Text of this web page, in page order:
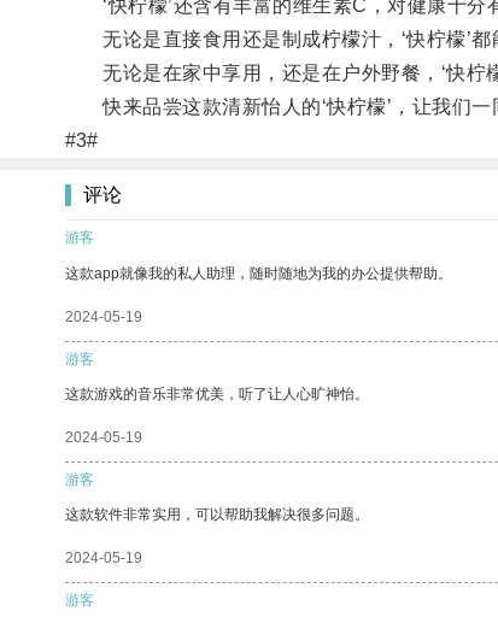
‘快柠檬’还含有丰富的维生素C，对健康十分
无论是直接食用还是制成柠檬汁，‘快柠檬’都
无论是在家中享用，还是在户外野餐，‘快柠檬
快来品尝这款清新怡人的‘快柠檬’，让我们一
#3#
评论
游客
这款app就像我的私人助理，随时随地为我的办公提供帮助。
2024-05-19
游客
这款游戏的音乐非常优美，听了让人心旷神怡。
2024-05-19
游客
这款软件非常实用，可以帮助我解决很多问题。
2024-05-19
游客